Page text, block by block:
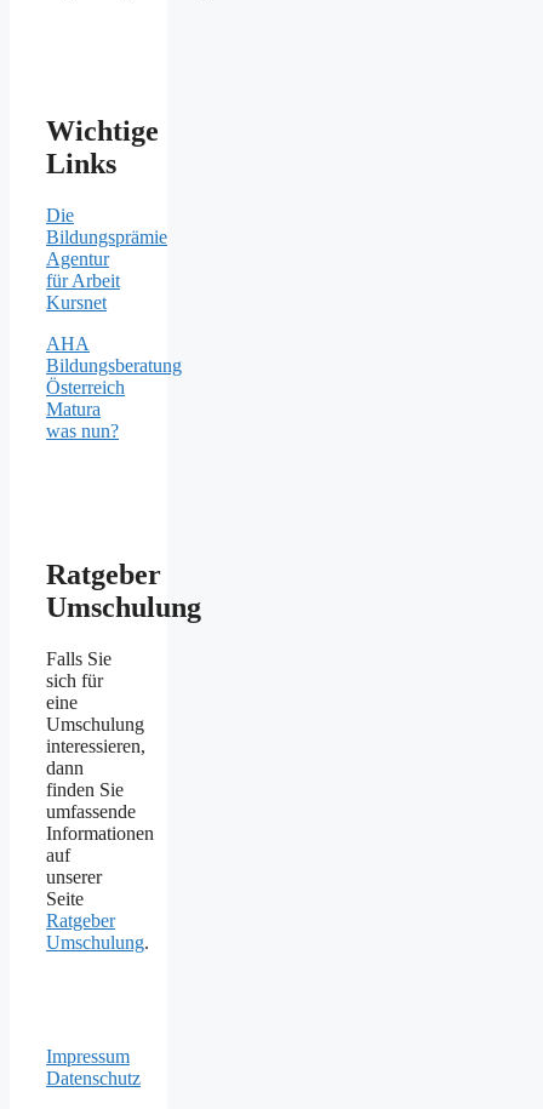
Wichtige
Links
Die
Bildungsprämie
Agentur
für Arbeit
Kursnet
AHA
Bildungsberatung
Österreich
Matura
was nun?
Ratgeber
Umschulung
Falls Sie
sich für
eine
Umschulung
interessieren,
dann
finden Sie
umfassende
Informationen
auf
unserer
Seite
Ratgeber
Umschulung.
Impressum
Datenschutz